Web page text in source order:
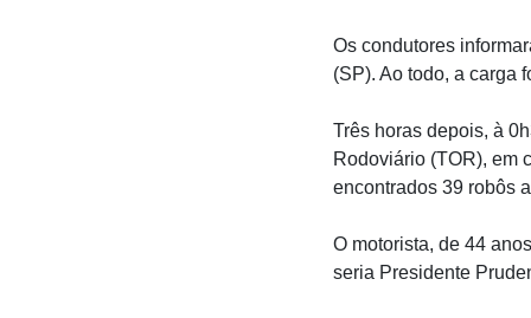
Os condutores
(SP). Ao todo, a carga
Três horas depois, à
Rodoviário (TOR), em
encontrados 39 robôs
O motorista, de 44
seria Presidente